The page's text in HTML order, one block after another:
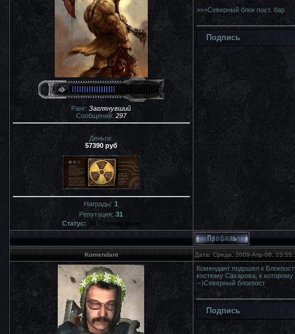
Ранг:Заглянувший
Сообщений: 297
Деньги:
57390 руб
Награды:1
Репутация:31
Статус: За Периметром
>>>Северный блок пост. бар
Подпись
Komendant Дата: Среда, 2009-Апр-08,
Комендант подошел к
костюму Сахарова, к которому
--)Северный блокпост
Подпись